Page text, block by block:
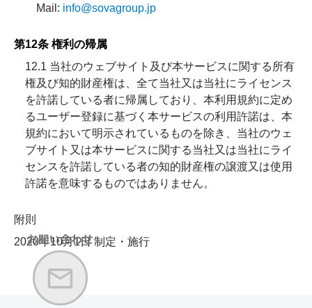
Mail: info@sovagroup.jp
第12条 権利の帰属
12.1 当社のウェブサイト及び本サービスに関する所有
権及び知的財産権は、全て当社又は当社にライセンス
を許諾している者に帰属しており、本利用規約に定め
るユーザー登録に基づく本サービスの利用許諾は、本
規約において明示されているものを除き、当社のウェ
ブサイト又は本サービスに関する当社又は当社にライ
センスを許諾している者の知的財産権の譲渡又は使用
許諾を意味するものではありません。
附則
2020年10月1日 制定・施行